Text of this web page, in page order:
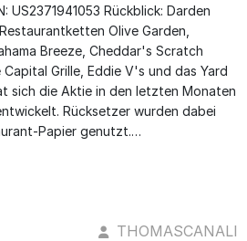
US2371941053 Rückblick: Darden
Olive Garden,
Breeze, Cheddar's Scratch
Grille, Eddie V's und das Yard
sich die Aktie in den letzten Monaten
Rücksetzer wurden dabei
Papier genutzt.…
THOMASCANALI